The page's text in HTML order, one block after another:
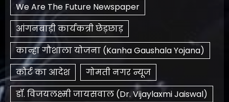
We Are The Future Newspaper
आंगनबाड़ी कार्यकत्री छेड़छाड़
कान्हा गौशाला योजना (Kanha Gaushala Yojana)
कोर्ट का आदेश
गोमती नगर न्यूज
डॉ. विजयलक्ष्मी जायसवाल (Dr. Vijaylaxmi Jaiswal)